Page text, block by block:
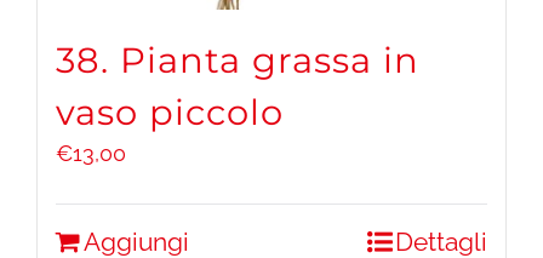
38. Pianta grassa in
vaso piccolo
€13,00
Aggiungi Dettagli